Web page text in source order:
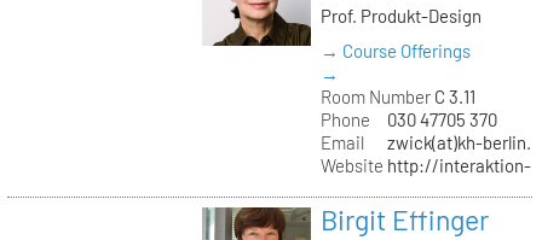
Prof. Produkt-Design
→ Course Offerings
→
Room NumberC 3.11
Phone
030 47705 370
Email
zwick(at)kh-
Website http://interaktion-
Birgit Effinger